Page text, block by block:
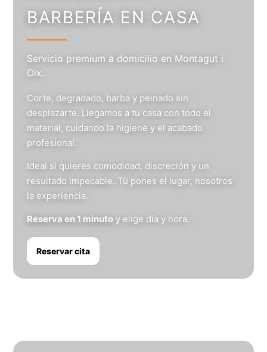
BARBERÍA EN CASA
Servicio premium a domicilio en Montagut i
Oix.
Corte, degradado, barba y peinado sin
desplazarte. Llegamos a tu casa con todo el
material, cuidando la higiene y el acabado
profesional.
Ideal si quieres comodidad, discreción y un
resultado impecable. Tú pones el lugar, nosotros
la experiencia.
Reserva en 1 minuto y elige día y hora.
Reservar cita